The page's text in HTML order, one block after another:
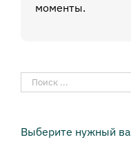
моменты.
Результат
поиска:
Выберите нужный